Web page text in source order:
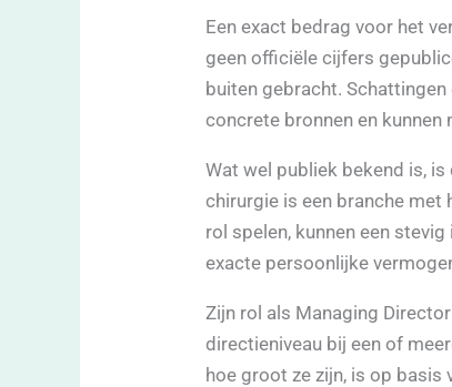
Een exact bedrag voor het
geen officiële cijfers
buiten gebracht.
concrete bronnen en
Wat wel publiek bekend is,
chirurgie is een branche met
rol spelen, kunnen een
exacte persoonlijke
Zijn rol als Managing
directieniveau bij een of
hoe groot ze zijn, is op